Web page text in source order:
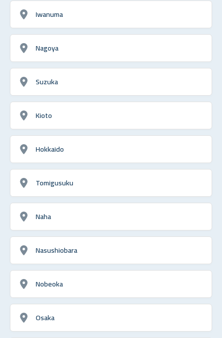
Iwanuma
Nagoya
Suzuka
Kioto
Hokkaido
Tomigusuku
Naha
Nasushiobara
Nobeoka
Osaka